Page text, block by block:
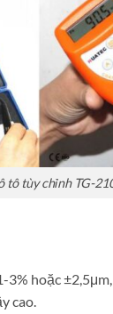
tô tùy chỉnh TG-
3% hoặc
cao.